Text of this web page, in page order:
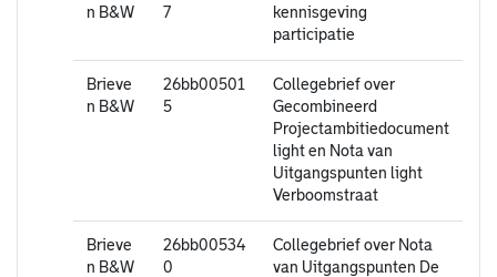
n B&W
7
kennisgeving
participatie
Brieve
n B&W
26bb00501
5
Collegebrief over
Gecombineerd
Projectambitiedocument
light en Nota van
Uitgangspunten light
Verboomstraat
Brieve
n B&W
26bb00534
0
Collegebrief over Nota
van Uitgangspunten De